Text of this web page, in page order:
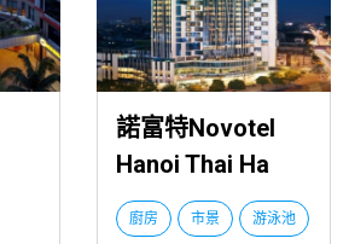
諾富特Novotel
Hanoi Thai Ha
廚房 市景 游泳池